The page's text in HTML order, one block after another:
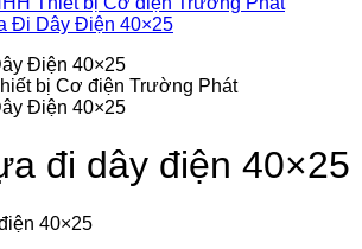
đi dây điện 40×25
40×25